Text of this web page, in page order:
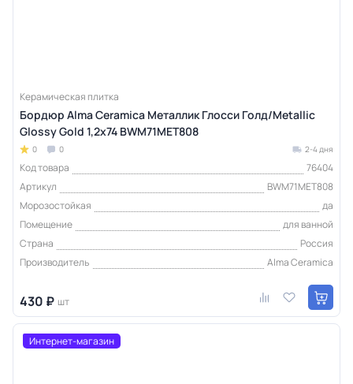
Керамическая плитка
Бордюр Alma Ceramica Металлик Глосси Голд/Metallic
Glossy Gold 1,2х74 BWM71MET808
0 0 2-4 дня
Код товара
76404
Артикул
BWM71MET808
Морозостойкая
да
Помещение
для ванной
Страна
Россия
Производитель
Alma Ceramica
430 ₽ шт
Интернет-магазин